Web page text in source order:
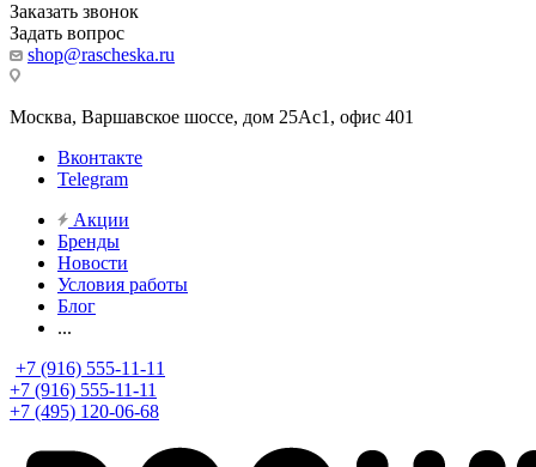
Заказать звонок
Задать вопрос
shop@rascheska.ru
Москва, Варшавское шоссе, дом 25Аc1, офис 401
Вконтакте
Telegram
Акции
Бренды
Новости
Условия работы
Блог
...
+7 (916) 555-11-11
+7 (916) 555-11-11
+7 (495) 120-06-68